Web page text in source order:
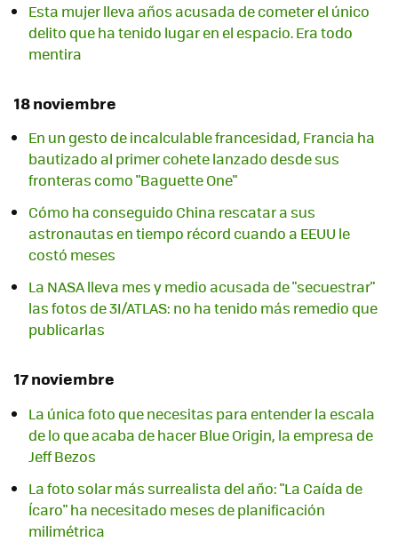
Esta mujer lleva años acusada de cometer el único
delito que ha tenido lugar en el espacio. Era todo
mentira
18 noviembre
En un gesto de incalculable francesidad, Francia ha
bautizado al primer cohete lanzado desde sus
fronteras como "Baguette One"
Cómo ha conseguido China rescatar a sus
astronautas en tiempo récord cuando a EEUU le
costó meses
La NASA lleva mes y medio acusada de "secuestrar"
las fotos de 3I/ATLAS: no ha tenido más remedio que
publicarlas
17 noviembre
La única foto que necesitas para entender la escala
de lo que acaba de hacer Blue Origin, la empresa de
Jeff Bezos
La foto solar más surrealista del año: "La Caída de
Ícaro" ha necesitado meses de planificación
milimétrica